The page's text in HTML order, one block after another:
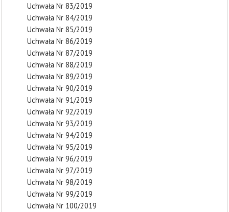
Uchwała Nr 83/2019
Uchwała Nr 84/2019
Uchwała Nr 85/2019
Uchwała Nr 86/2019
Uchwała Nr 87/2019
Uchwała Nr 88/2019
Uchwała Nr 89/2019
Uchwała Nr 90/2019
Uchwała Nr 91/2019
Uchwała Nr 92/2019
Uchwała Nr 93/2019
Uchwała Nr 94/2019
Uchwała Nr 95/2019
Uchwała Nr 96/2019
Uchwała Nr 97/2019
Uchwała Nr 98/2019
Uchwała Nr 99/2019
Uchwała Nr 100/2019